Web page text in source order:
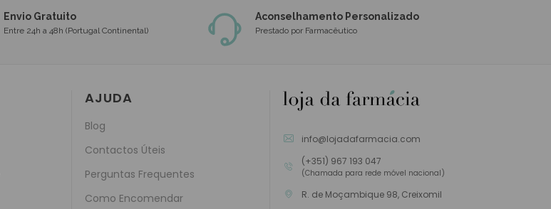
Envio Gratuito
Entre 24h a 48h (Portugal Continental)
Aconselhamento Personalizado
Prestado por Farmacêutico
AJUDA
Blog
Contactos Úteis
Perguntas Frequentes
Como Encomendar
info@lojadafarmacia.com
(+351) 967 193 047
(Chamada para rede móvel nacional)
R. de Moçambique 98, Creixomil